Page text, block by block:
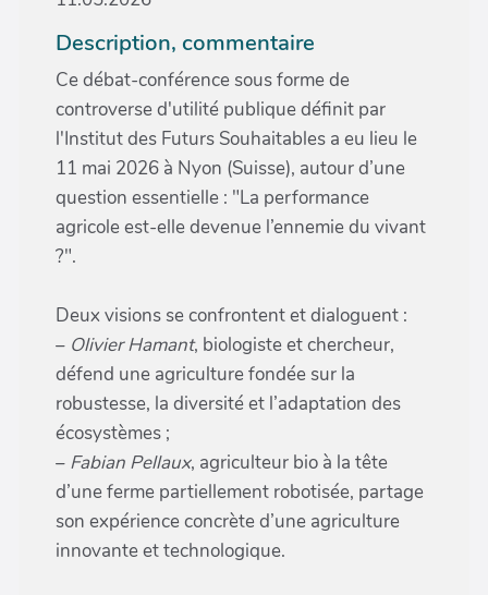
Description, commentaire
Ce débat-conférence sous forme de
controverse d'utilité publique définit par
l'Institut des Futurs Souhaitables a eu lieu le
11 mai 2026 à Nyon (Suisse), autour d’une
question essentielle : "La performance
agricole est-elle devenue l’ennemie du vivant
?".
Deux visions se confrontent et dialoguent :
– Olivier Hamant, biologiste et chercheur,
défend une agriculture fondée sur la
robustesse, la diversité et l’adaptation des
écosystèmes ;
– Fabian Pellaux, agriculteur bio à la tête
d’une ferme partiellement robotisée, partage
son expérience concrète d’une agriculture
innovante et technologique.